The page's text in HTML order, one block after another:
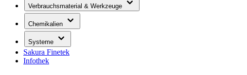
Verbrauchsmaterial & Werkzeuge
Chemikalien
Systeme
Sakura Finetek
Infothek